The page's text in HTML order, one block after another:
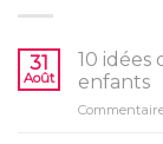
31
Août
10 idées
enfants